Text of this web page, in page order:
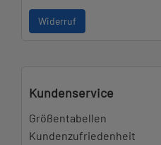
Widerruf
Kundenservice
Größentabellen
Kundenzufriedenheit